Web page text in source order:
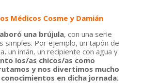
Médicos Cosme y Damián
una brújula, con una serie
simples. Por ejemplo, un tapón de
un imán, un recipiente con agua y
los/as chicos/as como
y nos divertimos mucho
en dicha jornada.